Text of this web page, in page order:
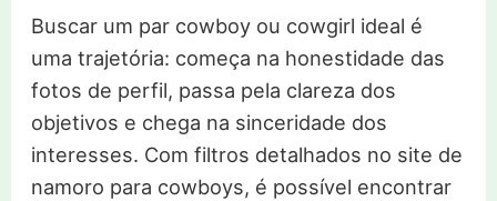
Buscar um par cowboy ou cowgirl ideal é
uma trajetória: começa na honestidade das
fotos de perfil, passa pela clareza dos
objetivos e chega na sinceridade dos
interesses. Com filtros detalhados no site de
namoro para cowboys, é possível encontrar